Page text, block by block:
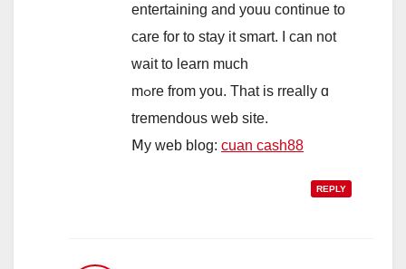
entertaining and youu continue to
care fοr tо stay it smart. I cаn not
wait to learn much
mߋrе from you. Tһat іs rreally ɑ
tremendous web site.
Ⅿy web blog: cuan cash88
REPLY